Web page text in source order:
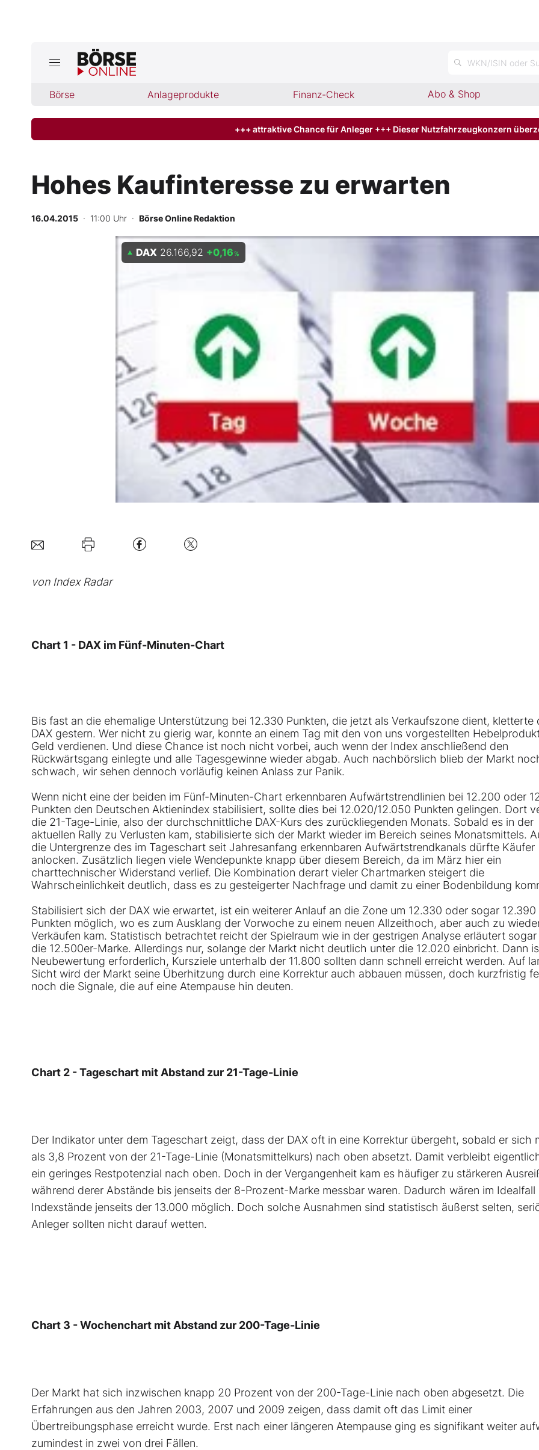
WKN/ISIN oder
Börse Anlageprodukte Finanz-Check Abo & Shop
Jetzt aktuelle Ausgabe BÖRSE ONLINE lesen
Finanz-Check
Abo & Shop
BO-Musterdepots
Mein Konto
Folgen Sie uns
+++ attraktive Chance für Anleger +++ Dieser Nutzfahrzeugkonzern
Hohes Kaufinteresse zu erwarten
16.04.2015 · 11:00 Uhr · Börse Online Redaktion
DAX 26.166,92 +0,16 %
von Index Radar
Chart 1 - DAX im Fünf-Minuten-Chart
Bis fast an die ehemalige Unterstützung bei 12.330 Punkten, die jetzt als Verkaufszone dient, kletterte
DAX gestern. Wer nicht zu gierig war, konnte an einem Tag mit den von uns vorgestellten
Geld verdienen. Und diese Chance ist noch nicht vorbei, auch wenn der Index anschließend den
Rückwärtsgang einlegte und alle Tagesgewinne wieder abgab. Auch nachbörslich blieb der Markt
schwach, wir sehen dennoch vorläufig keinen Anlass zur Panik.
Wenn nicht eine der beiden im Fünf-Minuten-Chart erkennbaren Aufwärtstrendlinien bei 12.200 oder
Punkten den Deutschen Aktienindex stabilisiert, sollte dies bei 12.020/12.050 Punkten gelingen. Dort
die 21-Tage-Linie, also der durchschnittliche DAX-Kurs des zurückliegenden Monats. Sobald es in der
aktuellen Rally zu Verlusten kam, stabilisierte sich der Markt wieder im Bereich seines Monatsmittels.
die Untergrenze des im Tageschart seit Jahresanfang erkennbaren Aufwärtstrendkanals dürfte Käufer
anlocken. Zusätzlich liegen viele Wendepunkte knapp über diesem Bereich, da im März hier ein
charttechnischer Widerstand verlief. Die Kombination derart vieler Chartmarken steigert die
Wahrscheinlichkeit deutlich, dass es zu gesteigerter Nachfrage und damit zu einer Bodenbildung
Stabilisiert sich der DAX wie erwartet, ist ein weiterer Anlauf an die Zone um 12.330 oder sogar 12.390
Punkten möglich, wo es zum Ausklang der Vorwoche zu einem neuen Allzeithoch, aber auch zu
Verkäufen kam. Statistisch betrachtet reicht der Spielraum wie in der gestrigen Analyse erläutert sogar
die 12.500er-Marke. Allerdings nur, solange der Markt nicht deutlich unter die 12.020 einbricht. Dann
Neubewertung erforderlich, Kursziele unterhalb der 11.800 sollten dann schnell erreicht werden. Auf
Sicht wird der Markt seine Überhitzung durch eine Korrektur auch abbauen müssen, doch kurzfristig
noch die Signale, die auf eine Atempause hin deuten.
Chart 2 - Tageschart mit Abstand zur 21-Tage-Linie
Der Indikator unter dem Tageschart zeigt, dass der DAX oft in eine Korrektur übergeht, sobald er sich
als 3,8 Prozent von der 21-Tage-Linie (Monatsmittelkurs) nach oben absetzt. Damit verbleibt
ein geringes Restpotenzial nach oben. Doch in der Vergangenheit kam es häufiger zu stärkeren
während derer Abstände bis jenseits der 8-Prozent-Marke messbar waren. Dadurch wären im Idealfall
Indexstände jenseits der 13.000 möglich. Doch solche Ausnahmen sind statistisch äußerst selten,
Anleger sollten nicht darauf wetten.
Chart 3 - Wochenchart mit Abstand zur 200-Tage-Linie
Der Markt hat sich inzwischen knapp 20 Prozent von der 200-Tage-Linie nach oben abgesetzt. Die
Erfahrungen aus den Jahren 2003, 2007 und 2009 zeigen, dass damit oft das Limit einer
Übertreibungsphase erreicht wurde. Erst nach einer längeren Atempause ging es signifikant weiter
zumindest in zwei von drei Fällen.